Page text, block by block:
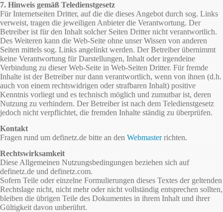
7. Hinweis gemäß Teledienstgesetz
Für Internetseiten Dritter, auf die die dieses Angebot durch sog. Links
verweist, tragen die jeweiligen Anbieter die Verantwortung. Der
Betreiber ist für den Inhalt solcher Seiten Dritter nicht verantwortlich.
Des Weiteren kann die Web-Seite ohne unser Wissen von anderen
Seiten mittels sog. Links angelinkt werden. Der Betreiber übernimmt
keine Verantwortung für Darstellungen, Inhalt oder irgendeine
Verbindung zu dieser Web-Seite in Web-Seiten Dritter. Für fremde
Inhalte ist der Betreiber nur dann verantwortlich, wenn von ihnen (d.h.
auch von einem rechtswidrigen oder strafbaren Inhalt) positive
Kenntnis vorliegt und es technisch möglich und zumutbar ist, deren
Nutzung zu verhindern. Der Betreiber ist nach dem Teledienstgesetz
jedoch nicht verpflichtet, die fremden Inhalte ständig zu überprüfen.
Kontakt
Fragen rund um definetz.de bitte an den Webmasterrichten.
Rechtswirksamkeit
Diese Allgemeinen Nutzungsbedingungen beziehen sich auf
definetz.de und definetz.com.
Sofern Teile oder einzelne Formulierungen dieses Textes der geltenden
Rechtslage nicht, nicht mehr oder nicht vollständig entsprechen sollten,
bleiben die übrigen Teile des Dokumentes in ihrem Inhalt und ihrer
Gültigkeit davon unberührt.